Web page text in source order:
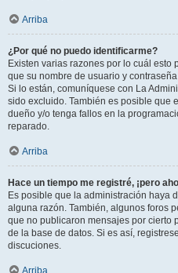
Arriba
¿Por qué no puedo identificarme?
Existen varias razones por lo cuál esto
que su nombre de usuario y
Si lo están, comuníquese con La
sido excluido. También es posible que
dueño y/o tenga fallos en la
reparado.
Arriba
Hace un tiempo me registré, ¡pero
Es posible que la administración haya
alguna razón. También, algunos foros
que no publicaron mensajes por cierto
de la base de datos. Si es así,
discuciones.
Arriba